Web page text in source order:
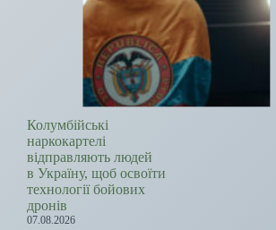
Колумбійські
наркокартелі
відправляють людей
в Україну, щоб освоїти
технології бойових
дронів
07.08.2026